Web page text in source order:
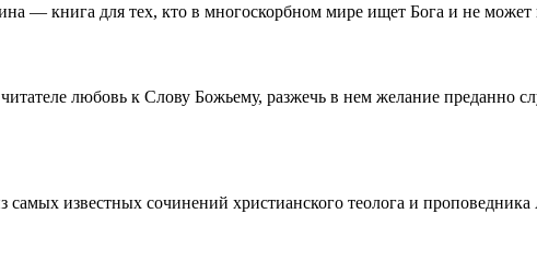
— книга для тех, кто в многоскорбном мире ищет Бога и не может
любовь к Слову Божьему, разжечь в нем желание
известных сочинений христианского теолога и